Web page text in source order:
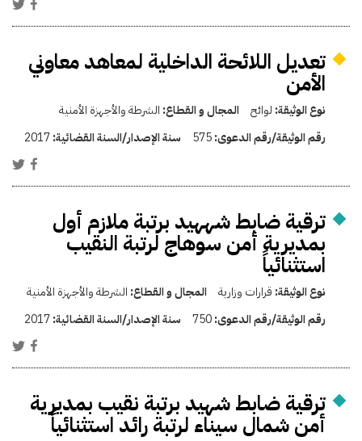
تعديل اللائحة الداخلية لمعاهد معاوني
الأمن
نوع الوثيقة: لوائح المجال و القطاع: الشرطة والأجهزة الأمنية
رقم الوثيقة/رقم الدعوى:575 سنة الإصدار/السنة القضائية:2017
ترقية ضابط شههيد برتبة ملازم أول
بمديرية أمن سوهاج لرتبة النقيب
استثنائياً
نوع الوثيقة: قرارات وزارية المجال و القطاع: الشرطة والأجهزة الأمنية
رقم الوثيقة/رقم الدعوى:750 سنة الإصدار/السنة القضائية:2017
ترقية ضابط شهيد برتبة نقيب بمديرية
أمن شمال سيناء لرتبة رائد استثنائياً